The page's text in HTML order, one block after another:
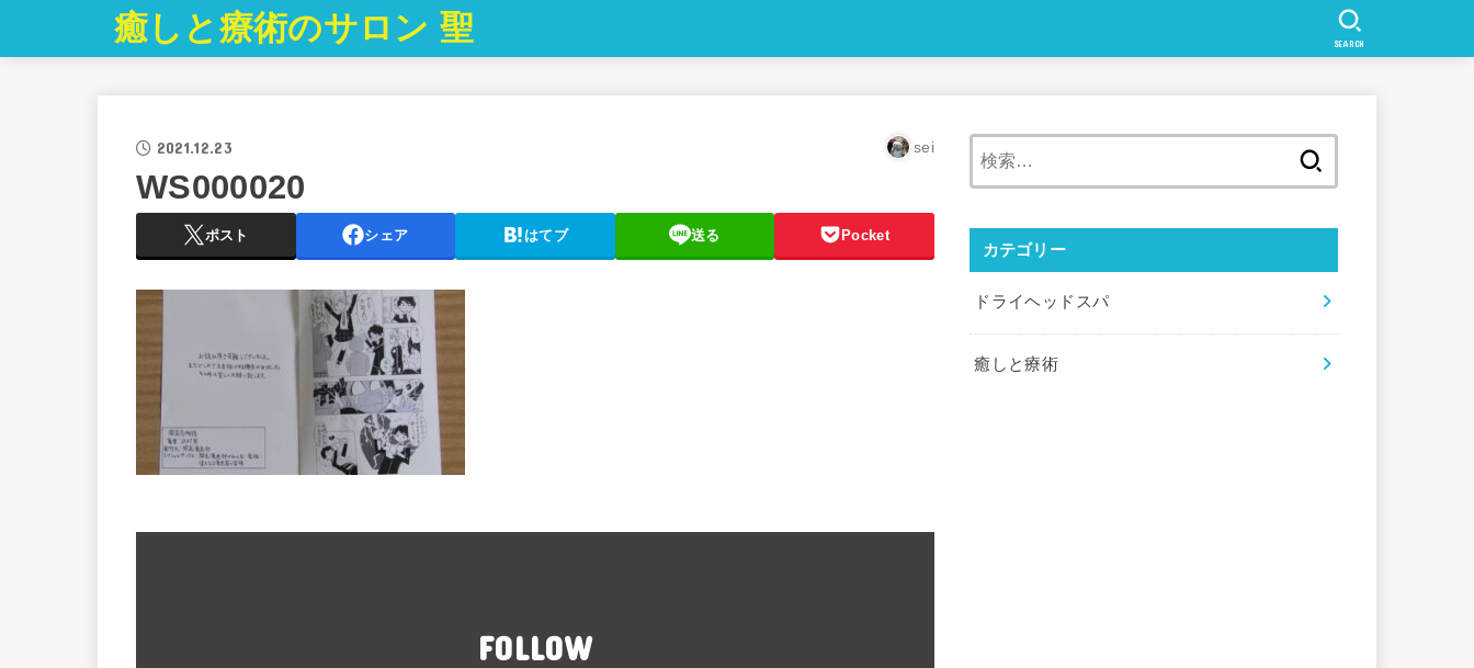
癒しと療術のサロン 聖 SEARCH
2021.12.23 sei
WS000020
ポスト シェア はてブ 送る Pocket
FOLLOW
カテゴリー
ドライヘッドスパ
癒しと療術